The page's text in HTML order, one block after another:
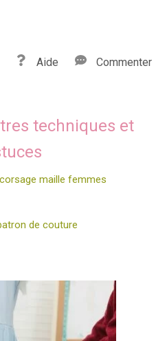
Aide Commenter
techniques et
maille femmes
de couture